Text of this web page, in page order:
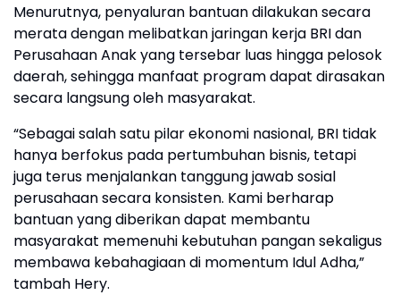
Menurutnya, penyaluran bantuan dilakukan secara
merata dengan melibatkan jaringan kerja BRI dan
Perusahaan Anak yang tersebar luas hingga pelosok
daerah, sehingga manfaat program dapat dirasakan
secara langsung oleh masyarakat.
“Sebagai salah satu pilar ekonomi nasional, BRI tidak
hanya berfokus pada pertumbuhan bisnis, tetapi
juga terus menjalankan tanggung jawab sosial
perusahaan secara konsisten. Kami berharap
bantuan yang diberikan dapat membantu
masyarakat memenuhi kebutuhan pangan sekaligus
membawa kebahagiaan di momentum Idul Adha,”
tambah Hery.